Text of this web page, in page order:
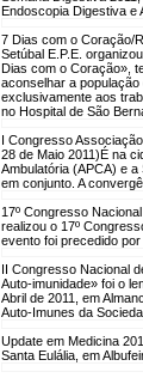
Endoscopia Digestiva
7 Dias com o Coração/
Setúbal E.P.E.
Dias com o Coração»,
aconselhar a
exclusivamente aos
no Hospital de São
I Congresso
28 de Maio 2011) É na
Ambulatória (APCA) e
em conjunto. A
17º Congresso
realizou o 17º
evento foi precedido
II Congresso Nacional
Auto-imunidade» foi o
Abril de 2011, em
Auto-Imunes da
Update em Medicina
Santa Eulália, em